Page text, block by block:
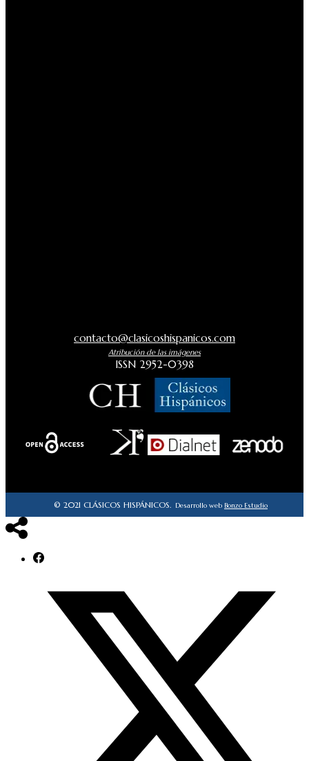
contacto@clasicoshispanicos.com
Atribución de las imágenes
ISSN 2952-0398
© 2021 CLÁSICOS HISPÁNICOS. Desarrollo web Bonzo Estudio